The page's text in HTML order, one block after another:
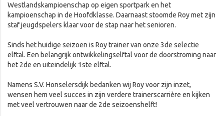
Westlandskampioenschap op eigen sportpark en het
kampioenschap in de Hoofdklasse. Daarnaast stoomde Roy met zijn
staf jeugdspelers klaar voor de stap naar het senioren.
Sinds het huidige seizoen is Roy trainer van onze 3de selectie
elftal. Een belangrijk ontwikkelingselftal voor de doorstroming naar
het 2de en uiteindelijk 1ste elftal.
Namens S.V. Honselersdijk bedanken wij Roy voor zijn inzet,
wensen hem veel succes in zijn verdere trainerscarrière en kijken
met veel vertrouwen naar de 2de seizoenshelft!